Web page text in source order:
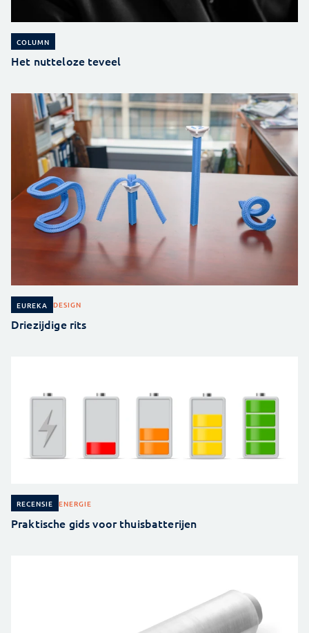
COLUMN
Het nutteloze teveel
EUREKA DESIGN
Driezijdige rits
RECENSIE ENERGIE
Praktische gids voor thuisbatterijen